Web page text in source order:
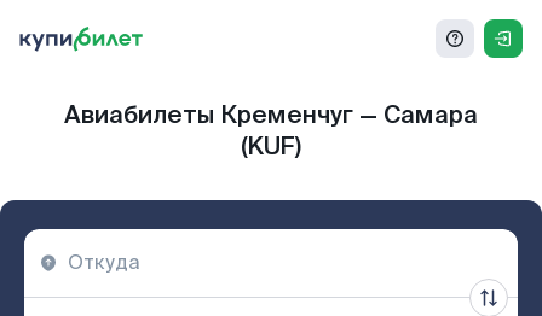
Авиабилеты Кременчуг — Самара
(KUF)